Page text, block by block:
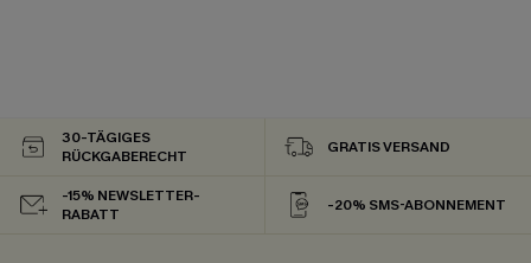
30-TÄGIGES
RÜCKGABERECHT
GRATIS VERSAND
-15% NEWSLETTER-
RABATT
-20% SMS-ABONNEMENT